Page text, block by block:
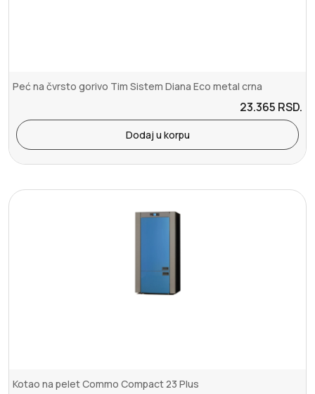
Peć na čvrsto gorivo Tim Sistem Diana Eco metal crna
23.365 RSD.
Dodaj u korpu
Kotao na pelet Commo Compact 23 Plus